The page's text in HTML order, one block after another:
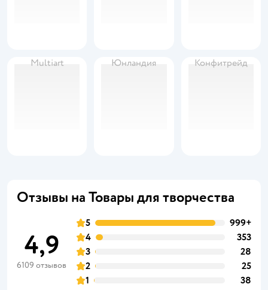
Multiart Юнландия Конфитрейд
Отзывы на Товары для творчества
4,9
6109 отзывов
5
999+
4
353
3
28
2
25
1
38